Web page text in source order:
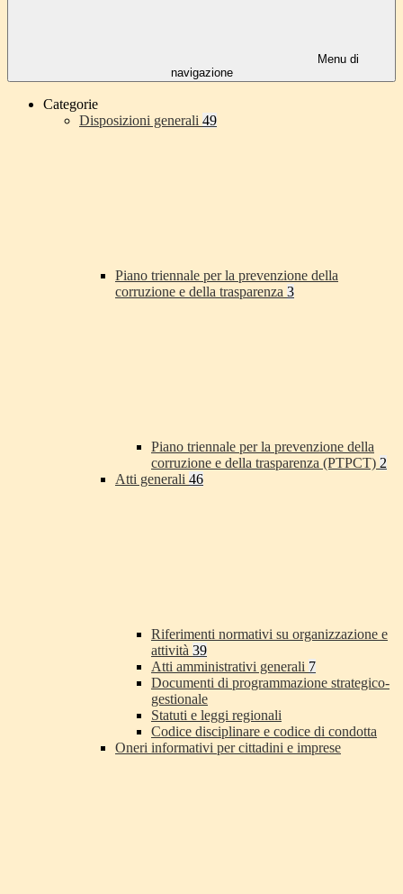
Menu di
navigazione
Categorie
Disposizioni generali 49
Piano triennale per la prevenzione della
corruzione e della trasparenza 3
Piano triennale per la prevenzione della
corruzione e della trasparenza (PTPCT) 2
Atti generali 46
Riferimenti normativi su organizzazione e
attività 39
Atti amministrativi generali 7
Documenti di programmazione strategico-
gestionale
Statuti e leggi regionali
Codice disciplinare e codice di condotta
Oneri informativi per cittadini e imprese